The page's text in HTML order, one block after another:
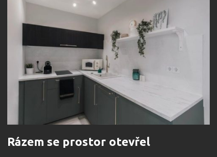
Rázem se prostor otevřel